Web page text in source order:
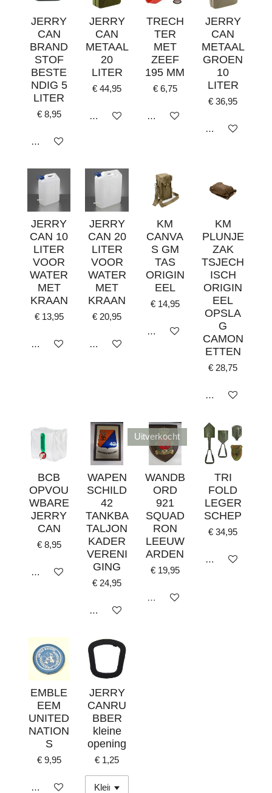
JERRY
CAN
BRAND
STOF
BESTE
NDIG 5
LITER
€ 8,95
In winkelwagen
JERRY
CAN
METAAL
20
LITER
€ 44,95
In winkelwagen
TRECH
TER
MET
ZEEF
195 MM
€ 6,75
In winkelwagen
JERRY
CAN
METAAL
GROEN
10
LITER
€ 36,95
In winkelwagen
JERRY
CAN 10
LITER
VOOR
WATER
MET
KRAAN
€ 13,95
In winkelwagen
JERRY
CAN 20
LITER
VOOR
WATER
MET
KRAAN
€ 20,95
In winkelwagen
KM
CANVA
S GM
TAS
ORIGIN
EEL
€ 14,95
In winkelwagen
KM
PLUNJE
ZAK
TSJECH
ISCH
ORIGIN
EEL
OPSLA
G
CAMON
ETTEN
€ 28,75
In winkelwagen
BCB
OPVOU
WBARE
JERRY
CAN
€ 8,95
In winkelwagen
WAPEN
SCHILD
42
TANKBA
TALJON
KADER
VERENI
GING
€ 24,95
In winkelwagen
Uitverkocht
WANDB
ORD
921
SQUAD
RON
LEEUW
ARDEN
€ 19,95
Uitverkocht
TRI
FOLD
LEGER
SCHEP
€ 34,95
In winkelwagen
EMBLE
EEM
UNITED
NATION
S
€ 9,95
In winkelwagen
JERRY
CANRU
BBER
kleine
opening
€ 1,25